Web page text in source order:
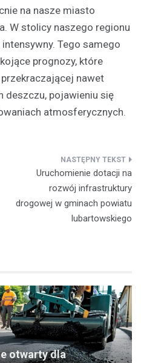
na nasze miasto
W stolicy naszego regionu
Tego samego
prognozy, które
nawet
deszczu, pojawieniu się
atmosferycznych.
Uruchomienie dotacji na
rozwój infrastruktury
drogowej w gminach powiatu
lubartowskiego
otwarty dla